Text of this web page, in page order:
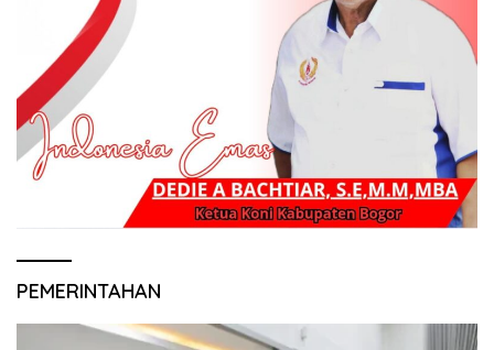
PEMERINTAHAN